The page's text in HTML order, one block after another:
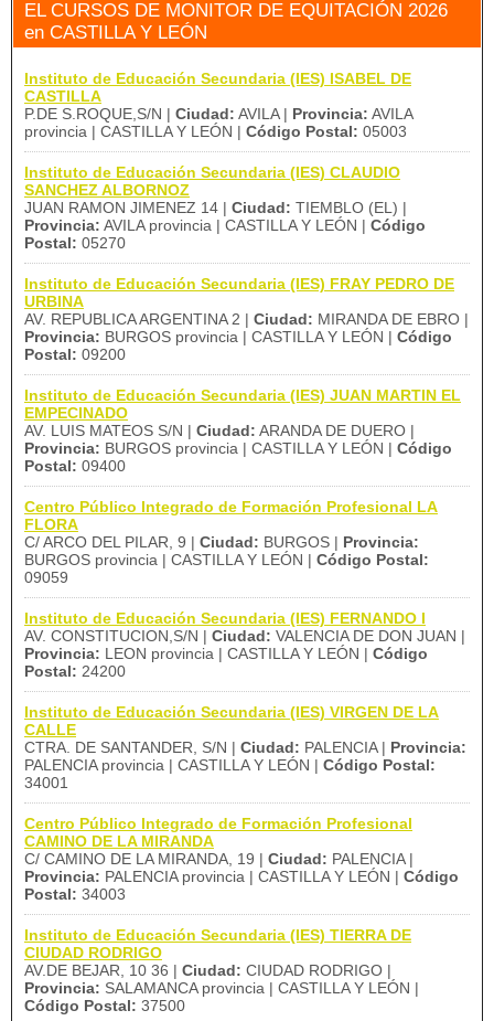
EL CURSOS DE MONITOR DE EQUITACIÓN 2026
en CASTILLA Y LEÓN
Instituto de Educación Secundaria (IES) ISABEL DE
CASTILLA
P.DE S.ROQUE,S/N | Ciudad: AVILA | Provincia: AVILA
provincia | CASTILLA Y LEÓN | Código Postal: 05003
Instituto de Educación Secundaria (IES) CLAUDIO
SANCHEZ ALBORNOZ
JUAN RAMON JIMENEZ 14 | Ciudad: TIEMBLO (EL) |
Provincia: AVILA provincia | CASTILLA Y LEÓN | Código
Postal: 05270
Instituto de Educación Secundaria (IES) FRAY PEDRO DE
URBINA
AV. REPUBLICA ARGENTINA 2 | Ciudad: MIRANDA DE EBRO |
Provincia: BURGOS provincia | CASTILLA Y LEÓN | Código
Postal: 09200
Instituto de Educación Secundaria (IES) JUAN MARTIN EL
EMPECINADO
AV. LUIS MATEOS S/N | Ciudad: ARANDA DE DUERO |
Provincia: BURGOS provincia | CASTILLA Y LEÓN | Código
Postal: 09400
Centro Público Integrado de Formación Profesional LA
FLORA
C/ ARCO DEL PILAR, 9 | Ciudad: BURGOS | Provincia:
BURGOS provincia | CASTILLA Y LEÓN | Código Postal:
09059
Instituto de Educación Secundaria (IES) FERNANDO I
AV. CONSTITUCION,S/N | Ciudad: VALENCIA DE DON JUAN |
Provincia: LEON provincia | CASTILLA Y LEÓN | Código
Postal: 24200
Instituto de Educación Secundaria (IES) VIRGEN DE LA
CALLE
CTRA. DE SANTANDER, S/N | Ciudad: PALENCIA | Provincia:
PALENCIA provincia | CASTILLA Y LEÓN | Código Postal:
34001
Centro Público Integrado de Formación Profesional
CAMINO DE LA MIRANDA
C/ CAMINO DE LA MIRANDA, 19 | Ciudad: PALENCIA |
Provincia: PALENCIA provincia | CASTILLA Y LEÓN | Código
Postal: 34003
Instituto de Educación Secundaria (IES) TIERRA DE
CIUDAD RODRIGO
AV.DE BEJAR, 10 36 | Ciudad: CIUDAD RODRIGO |
Provincia: SALAMANCA provincia | CASTILLA Y LEÓN |
Código Postal: 37500